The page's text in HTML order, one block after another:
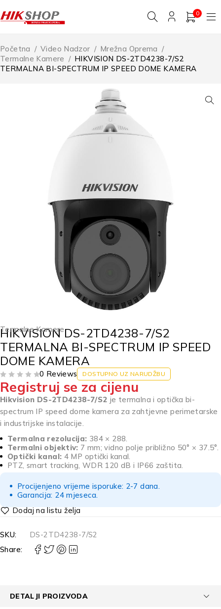
0
Početna / Video Nadzor / Mrežna Oprema /
Termalne Kamere / HIKVISION DS-2TD4238-7/S2
TERMALNA BI-SPECTRUM IP SPEED DOME KAMERA
Termalne Kamere
HIKVISION DS-2TD4238-7/S2
TERMALNA BI-SPECTRUM IP SPEED
DOME KAMERA
0 Reviews DOSTUPNO UZ NARUDŽBU
Registruj se za cijenu
Hikvision DS-2TD4238-7/S2 je termalna i optička bi-
spectrum IP speed dome kamera za zahtjevne perimetarske
i industrijske instalacije.
Termalna rezolucija: 384 × 288.
Termalni objektiv: 7 mm; vidno polje približno 50° × 37.5°.
Optički kanal: 4 MP optički kanal.
PTZ, smart tracking, WDR 120 dB i IP66 zaštita.
Procijenjeno vrijeme isporuke: 2-7 dana.
Garancija: 24 mjeseca.
SKU:
DS-2TD4238-7/S2
Share:
DETALJI PROIZVODA